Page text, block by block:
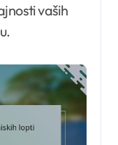
vaših